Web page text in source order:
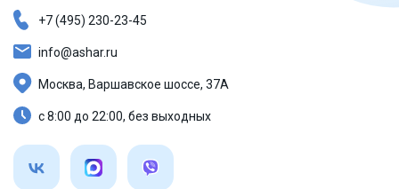
+7 (495) 230-23-45
info@ashar.ru
Москва, Варшавское шоссе, 37А
с 8:00 до 22:00, без выходных